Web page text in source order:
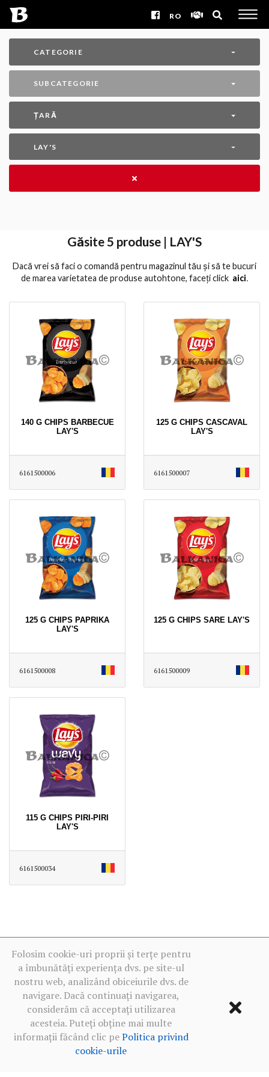
RO
CATEGORIE
SUBCATEGORIE
ȚARĂ
LAY'S
Găsite 5 produse | LAY'S
Dacă vrei să faci o comandă pentru magazinul tău și să te bucuri
de marea varietatea de produse autohtone, faceți click aici․
140 G CHIPS BARBECUE
LAY'S
6161500006
125 G CHIPS CASCAVAL
LAY'S
6161500007
125 G CHIPS PAPRIKA
LAY'S
6161500008
125 G CHIPS SARE LAY'S
6161500009
115 G CHIPS PIRI-PIRI
LAY'S
6161500034
Folosim cookie-uri proprii și terțe pentru
a îmbunătăți experiența dvs. pe site-ul
nostru web, analizând obiceiurile dvs. de
navigare. Dacă continuați navigarea,
considerăm că acceptați utilizarea
acesteia. Puteți obține mai multe
informații făcând clic pePolitica privind
cookie-urile